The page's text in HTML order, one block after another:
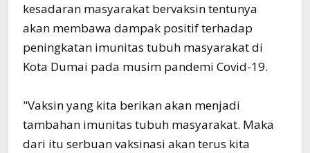
kesadaran masyarakat bervaksin tentunya
akan membawa dampak positif terhadap
peningkatan imunitas tubuh masyarakat di
Kota Dumai pada musim pandemi Covid-19.
"Vaksin yang kita berikan akan menjadi
tambahan imunitas tubuh masyarakat. Maka
dari itu serbuan vaksinasi akan terus kita